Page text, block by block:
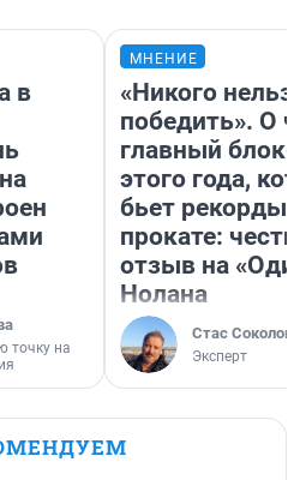
в
точку на
МНЕНИЕ
«Никого нельзя
победить». О
главный
этого года,
бьет рекорды в
прокате:
отзыв на
Нолана
Стас Соколов
Эксперт